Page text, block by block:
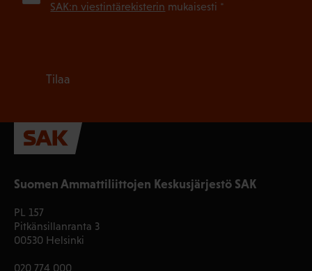
Suomen Ammattiliittojen Keskusjärjestö SAK
PL 157
Pitkänsillanranta 3
00530 Helsinki
020 774 000
SAK:n viestintärekisterin mukaisesti *
Tilaa